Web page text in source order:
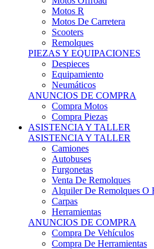
Motos R
Motos De Carretera
Scooters
Remolques
PIEZAS Y EQUIPACIONES
Despieces
Equipamiento
Neumáticos
ANUNCIOS DE COMPRA
Compra Motos
Compra Piezas
ASISTENCIA Y TALLER
ASISTENCIA Y TALLER
Camiones
Autobuses
Furgonetas
Venta De Remolques
Alquiler De Remolques O
Carpas
Herramientas
ANUNCIOS DE COMPRA
Compra De Vehículos
Compra De Herramientas